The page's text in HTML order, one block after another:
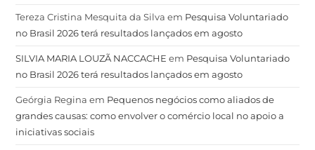
Tereza Cristina Mesquita da Silva em Pesquisa Voluntariado
no Brasil 2026 terá resultados lançados em agosto
SILVIA MARIA LOUZÃ NACCACHE em Pesquisa Voluntariado
no Brasil 2026 terá resultados lançados em agosto
Geórgia Regina em Pequenos negócios como aliados de
grandes causas: como envolver o comércio local no apoio a
iniciativas sociais